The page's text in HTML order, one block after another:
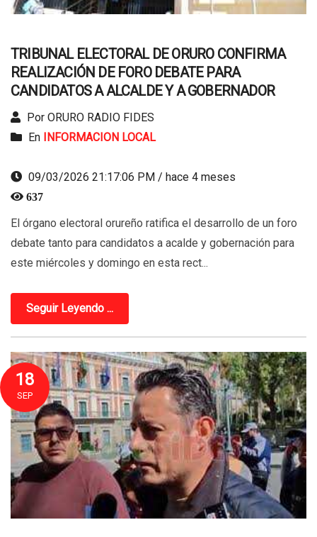
TRIBUNAL ELECTORAL DE ORURO CONFIRMA
REALIZACIÓN DE FORO DEBATE PARA
CANDIDATOS A ALCALDE Y A GOBERNADOR
Por ORURO RADIO FIDES
En INFORMACION LOCAL
09/03/2026 21:17:06 PM / hace 4 meses
637
El órgano electoral orureño ratifica el desarrollo de un foro
debate tanto para candidatos a acalde y gobernación para
este miércoles y domingo en esta rect...
Seguir Leyendo ...
18
SEP